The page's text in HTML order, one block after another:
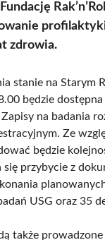
zdrowia.
stanie na Starym
będzie
na badania
Ze
będzie
się przybycie z
USG oraz 35
także